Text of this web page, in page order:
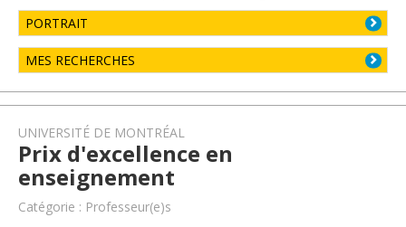
PORTRAIT
MES RECHERCHES
UNIVERSITÉ DE MONTRÉAL
Prix d'excellence en
enseignement
Catégorie : Professeur(e)s